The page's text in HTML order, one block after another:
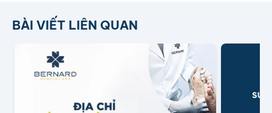
BÀI VIẾT LIÊN QUAN